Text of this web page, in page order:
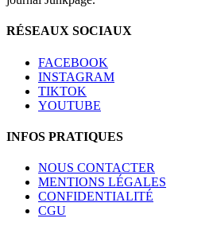
RÉSEAUX SOCIAUX
FACEBOOK
INSTAGRAM
TIKTOK
YOUTUBE
INFOS PRATIQUES
NOUS CONTACTER
MENTIONS LÉGALES
CONFIDENTIALITÉ
CGU